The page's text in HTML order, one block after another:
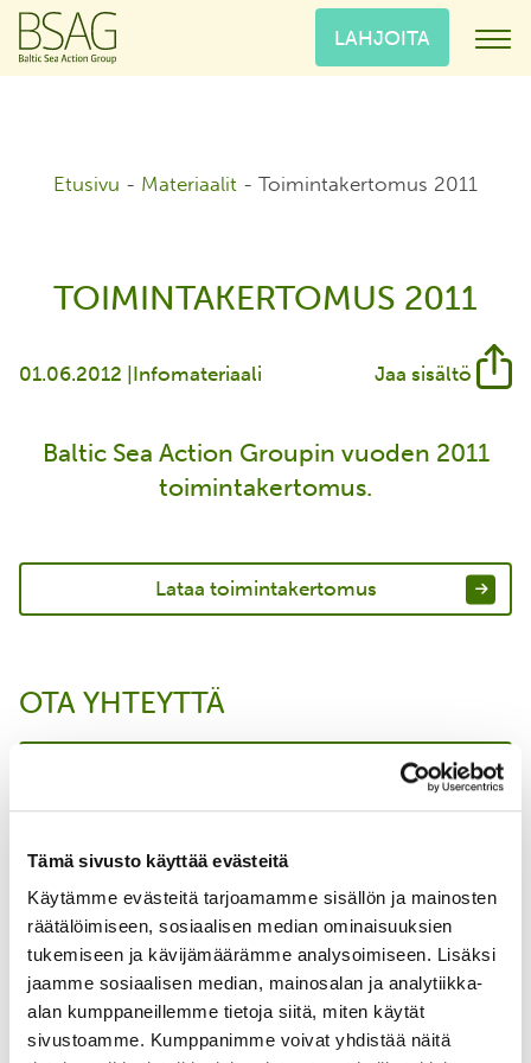
Tämä sivusto käyttää evästeitä
Käytämme evästeitä tarjoamamme sisällön ja mainosten
räätälöimiseen, sosiaalisen median ominaisuuksien
tukemiseen ja kävijämäärämme analysoimiseen. Lisäksi
jaamme sosiaalisen median, mainosalan ja analytiikka-
alan kumppaneillemme tietoja siitä, miten käytät
sivustoamme. Kumppanimme voivat yhdistää näitä
LAHJOITA
Etusivu - Materiaalit - Toimintakertomus 2011
TOIMINTAKERTOMUS 2011
01.06.2012 | Infomateriaali Jaa sisältö
Baltic Sea Action Groupin vuoden 2011
toimintakertomus.
Lataa toimintakertomus
OTA YHTEYTTÄ
+358 50 338 1096
pieta.jarva@bsag.fi
Tutustu